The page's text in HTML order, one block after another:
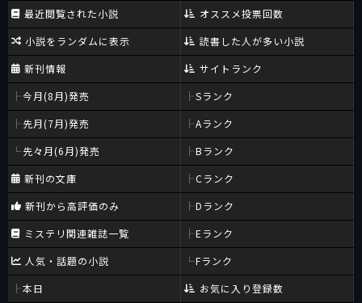
最近閲覧された小説
小説をランダムに表示
新刊情報
今月(8月)発売
先月(7月)発売
先々月(6月)発売
新刊の文庫
新刊から高評価のみ
ミステリ関連雑誌一覧
人気・話題の小説
本日
オススメ投票回数
読書した人が多い小説
サイトランク
Sランク
Aランク
Bランク
Cランク
Dランク
Eランク
Fランク
お気に入り登録数